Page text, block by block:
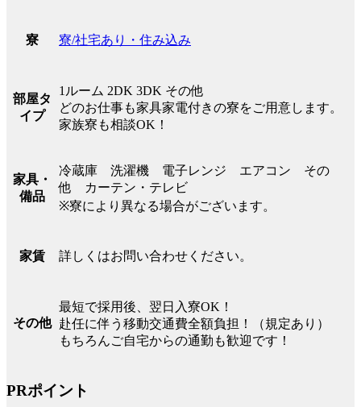
寮 寮/社宅あり・住み込み
部屋タ
イプ
1ルーム 2DK 3DK その他
どのお仕事も家具家電付きの寮をご用意します。
家族寮も相談OK！
家具・
備品
冷蔵庫 洗濯機 電子レンジ エアコン その
他 カーテン・テレビ
※寮により異なる場合がございます。
家賃 詳しくはお問い合わせください。
その他
最短で採用後、翌日入寮OK！
赴任に伴う移動交通費全額負担！（規定あり）
もちろんご自宅からの通勤も歓迎です！
PRポイント